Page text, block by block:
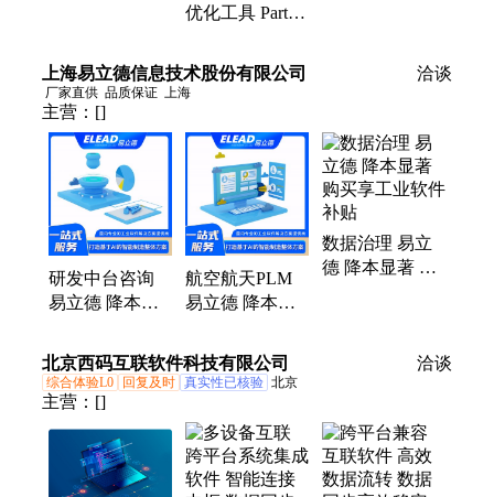
优化工具 PartAI
理 工业制造
上海易立德信息技术股份有限公司 洽谈
厂家直供 品质保证 上海
主营： []
研发中台咨询
易立德 降本显
软件补贴
航空航天PLM
易立德 降本显
软件补贴
数据治理 易立
德 降本显著 购
北京西码互联软件科技有限公司 洽谈
综合体验L0 回复及时 真实性已核验 北京
主营： []